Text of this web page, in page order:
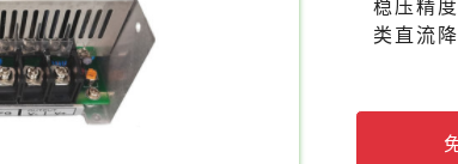
稳压精
类直流